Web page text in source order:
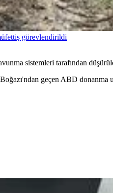
görevlendirildi
sistemleri tarafından
geçen ABD donanma